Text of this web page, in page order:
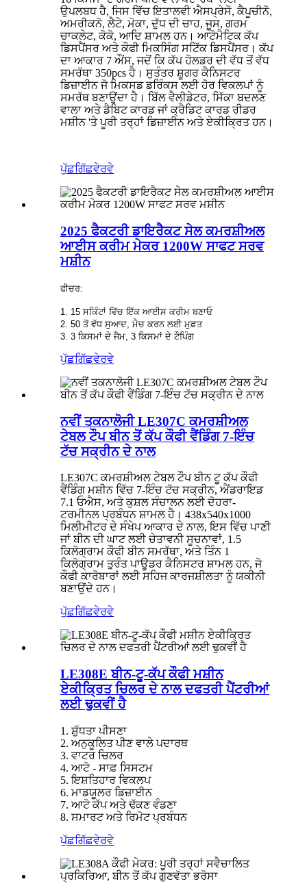
ਉਪਲਬਧ ਹੈ, ਜਿਸ ਵਿੱਚ ਇਤਾਲਵੀ ਐਸਪ੍ਰੇਸੋ, ਕੈਪੂਚੀਨੋ,
ਅਮਰੀਕਨੋ, ਲੈਟੇ, ਮੋਕਾ, ਦੁੱਧ ਦੀ ਚਾਹ, ਜੂਸ, ਗਰਮ
ਚਾਕਲੇਟ, ਕੋਕੋ, ਆਦਿ ਸ਼ਾਮਲ ਹਨ। ਆਟੋਮੈਟਿਕ ਕੱਪ
ਡਿਸਪੈਂਸਰ ਅਤੇ ਕੌਫੀ ਮਿਕਸਿੰਗ ਸਟਿੱਕ ਡਿਸਪੈਂਸਰ। ਕੱਪ
ਦਾ ਆਕਾਰ 7 ਔਂਸ, ਜਦੋਂ ਕਿ ਕੱਪ ਹੋਲਡਰ ਦੀ ਵੱਧ ਤੋਂ ਵੱਧ
ਸਮਰੱਥਾ 350pcs ਹੈ। ਸੁਤੰਤਰ ਸ਼ੂਗਰ ਕੈਨਿਸਟਰ
ਡਿਜ਼ਾਈਨ ਜੋ ਮਿਕਸਡ ਡਰਿੰਕਸ ਲਈ ਹੋਰ ਵਿਕਲਪਾਂ ਨੂੰ
ਸਮਰੱਥ ਬਣਾਉਂਦਾ ਹੈ। ਬਿੱਲ ਵੈਲੀਡੇਟਰ, ਸਿੱਕਾ ਬਦਲਣ
ਵਾਲਾ ਅਤੇ ਡੈਬਿਟ ਕਾਰਡ ਜਾਂ ਕ੍ਰੈਡਿਟ ਕਾਰਡ ਰੀਡਰ
ਮਸ਼ੀਨ 'ਤੇ ਪੂਰੀ ਤਰ੍ਹਾਂ ਡਿਜ਼ਾਈਨ ਅਤੇ ਏਕੀਕ੍ਰਿਤ ਹਨ।
ਪੁੱਛਗਿੱਛਵੇਰਵੇ
2025 ਫੈਕਟਰੀ ਡਾਇਰੈਕਟ ਸੇਲ ਕਮਰਸ਼ੀਅਲ
ਆਈਸ ਕਰੀਮ ਮੇਕਰ 1200W ਸਾਫਟ ਸਰਵ
ਮਸ਼ੀਨ
ਫੀਚਰ:
1. 15 ਸਕਿੰਟਾਂ ਵਿੱਚ ਇੱਕ ਆਈਸ ਕਰੀਮ ਬਣਾਓ
2. 50 ਤੋਂ ਵੱਧ ਸੁਆਦ, ਮੈਚ ਕਰਨ ਲਈ ਮੁਫ਼ਤ
3. 3 ਕਿਸਮਾਂ ਦੇ ਜੈਮ, 3 ਕਿਸਮਾਂ ਦੇ ਟੌਪਿੰਗ
ਪੁੱਛਗਿੱਛਵੇਰਵੇ
ਨਵੀਂ ਤਕਨਾਲੋਜੀ LE307C ਕਮਰਸ਼ੀਅਲ
ਟੇਬਲ ਟੌਪ ਬੀਨ ਤੋਂ ਕੱਪ ਕੌਫੀ ਵੈਂਡਿੰਗ 7-ਇੰਚ
ਟੱਚ ਸਕ੍ਰੀਨ ਦੇ ਨਾਲ
LE307C ਕਮਰਸ਼ੀਅਲ ਟੇਬਲ ਟੌਪ ਬੀਨ ਟੂ ਕੱਪ ਕੌਫੀ
ਵੈਂਡਿੰਗ ਮਸ਼ੀਨ ਵਿੱਚ 7-ਇੰਚ ਟੱਚ ਸਕ੍ਰੀਨ, ਐਂਡਰਾਇਡ
7.1 ਓਐਸ, ਅਤੇ ਕੁਸ਼ਲ ਸੰਚਾਲਨ ਲਈ ਦੋਹਰਾ-
ਟਰਮੀਨਲ ਪ੍ਰਬੰਧਨ ਸ਼ਾਮਲ ਹੈ। 438x540x1000
ਮਿਲੀਮੀਟਰ ਦੇ ਸੰਖੇਪ ਆਕਾਰ ਦੇ ਨਾਲ, ਇਸ ਵਿੱਚ ਪਾਣੀ
ਜਾਂ ਬੀਨ ਦੀ ਘਾਟ ਲਈ ਚੇਤਾਵਨੀ ਸੂਚਨਾਵਾਂ, 1.5
ਕਿਲੋਗ੍ਰਾਮ ਕੌਫੀ ਬੀਨ ਸਮਰੱਥਾ, ਅਤੇ ਤਿੰਨ 1
ਕਿਲੋਗ੍ਰਾਮ ਤੁਰੰਤ ਪਾਊਡਰ ਕੈਨਿਸਟਰ ਸ਼ਾਮਲ ਹਨ, ਜੋ
ਕੌਫੀ ਕਾਰੋਬਾਰਾਂ ਲਈ ਸਹਿਜ ਕਾਰਜਸ਼ੀਲਤਾ ਨੂੰ ਯਕੀਨੀ
ਬਣਾਉਂਦੇ ਹਨ।
ਪੁੱਛਗਿੱਛਵੇਰਵੇ
LE308E ਬੀਨ-ਟੂ-ਕੱਪ ਕੌਫੀ ਮਸ਼ੀਨ
ਏਕੀਕ੍ਰਿਤ ਚਿਲਰ ਦੇ ਨਾਲ ਦਫਤਰੀ ਪੈਂਟਰੀਆਂ
ਲਈ ਢੁਕਵੀਂ ਹੈ
1. ਸ਼ੁੱਧਤਾ ਪੀਸਣਾ
2. ਅਨੁਕੂਲਿਤ ਪੀਣ ਵਾਲੇ ਪਦਾਰਥ
3. ਵਾਟਰ ਚਿਲਰ
4. ਆਟੋ - ਸਾਫ਼ ਸਿਸਟਮ
5. ਇਸ਼ਤਿਹਾਰ ਵਿਕਲਪ
6. ਮਾਡਯੂਲਰ ਡਿਜ਼ਾਈਨ
7. ਆਟੋ ਕੱਪ ਅਤੇ ਢੱਕਣ ਵੰਡਣਾ
8. ਸਮਾਰਟ ਅਤੇ ਰਿਮੋਟ ਪ੍ਰਬੰਧਨ
ਪੁੱਛਗਿੱਛਵੇਰਵੇ